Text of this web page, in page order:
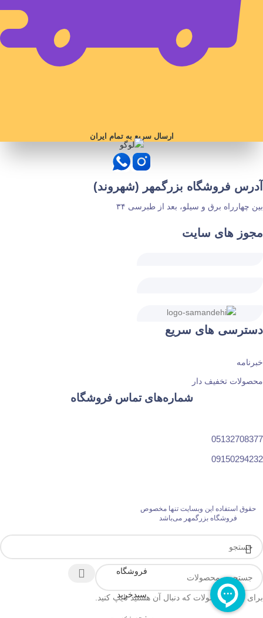
ارسال سریع به تمام ایران
آدرس فروشگاه بزرگمهر (شهروند)
بین چهارراه برق و سیلو، بعد از طبرسی ۳۴
مجوز های سایت
دسترسی های سریع
خبرنامه
محصولات تخفیف دار
شماره‌های تماس فروشگاه
05132708377
09150294232
حقوق استفاده این وبسایت تنها مخصوص
فروشگاه بزرگمهر می‌باشد
برای دیدن محصولات که دنبال آن هستید تایپ کنید.
فروشگاه
سبدخرید